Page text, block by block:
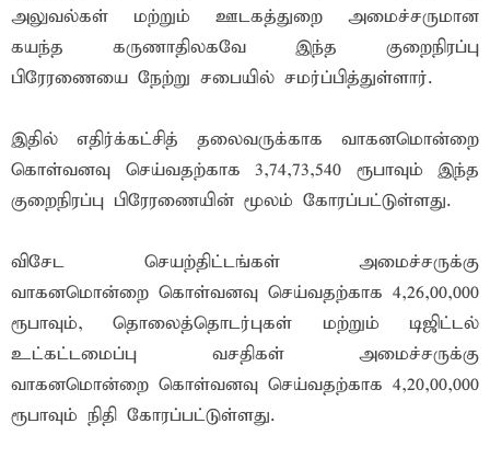
அலுவல்கள் மற்றும் ஊடகத்துறை அமைச்சருமான
கயந்த கருணாதிலகவே இந்த குறைநிரப்பு
பிரேரணையை நேற்று சபையில் சமர்ப்பித்துள்ளார்.
இதில் எதிர்க்கட்சித் தலைவருக்காக வாகனமொன்றை
கொள்வனவு செய்வதற்காக 3,74,73,540 ரூபாவும் இந்த
குறைநிரப்பு பிரேரணையின் மூலம் கோரப்பட்டுள்ளது.
விசேட செயற்திட்டங்கள் அமைச்சருக்கு
வாகனமொன்றை கொள்வனவு செய்வதற்காக 4,26,00,000
ரூபாவும், தொலைத்தொடர்புகள் மற்றும் டிஜிட்டல்
உட்கட்டமைப்பு வசதிகள் அமைச்சருக்கு
வாகனமொன்றை கொள்வனவு செய்வதற்காக 4,20,00,000
ரூபாவும் நிதி கோரப்பட்டுள்ளது.